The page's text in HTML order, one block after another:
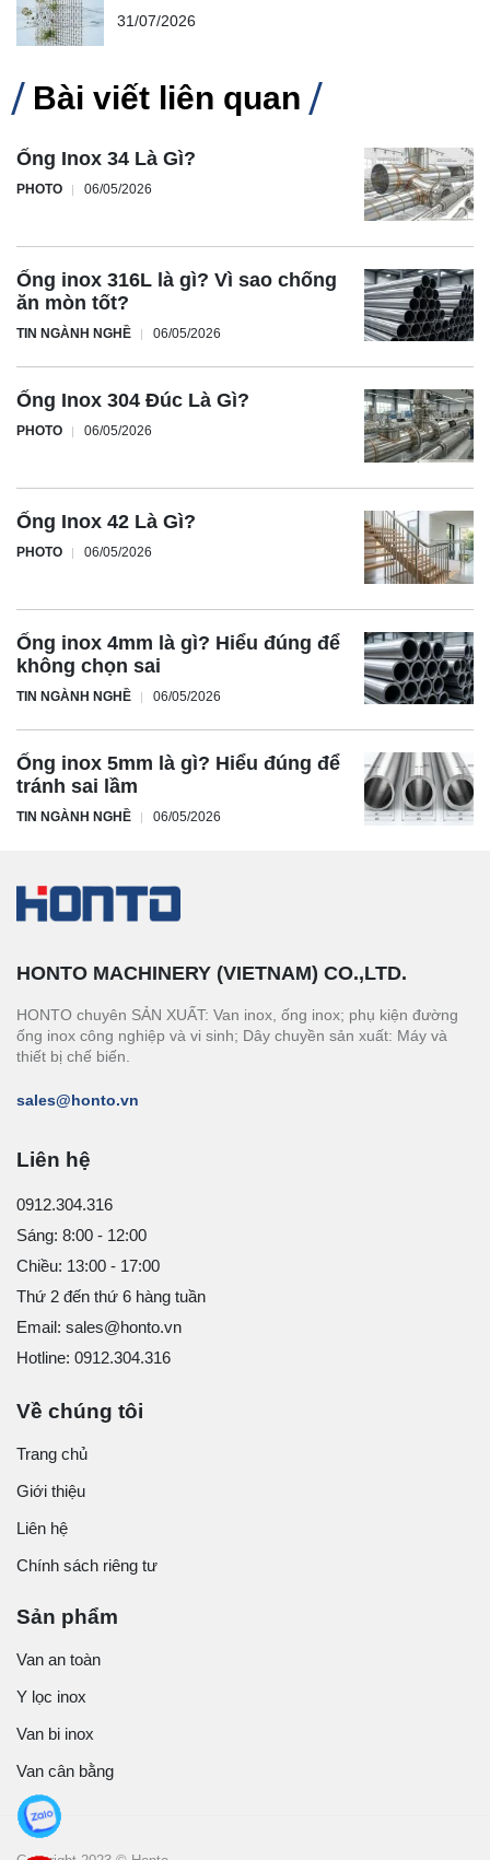
31/07/2026
Bài viết liên quan
Ống Inox 34 Là Gì?
PHOTO 06/05/2026
Ống inox 316L là gì? Vì sao chống
ăn mòn tốt?
TIN NGÀNH NGHỀ 06/05/2026
Ống Inox 304 Đúc Là Gì?
PHOTO 06/05/2026
Ống Inox 42 Là Gì?
PHOTO 06/05/2026
Ống inox 4mm là gì? Hiểu đúng để
không chọn sai
TIN NGÀNH NGHỀ 06/05/2026
Ống inox 5mm là gì? Hiểu đúng để
tránh sai lầm
TIN NGÀNH NGHỀ 06/05/2026
HONTO MACHINERY (VIETNAM) CO.,LTD.
HONTO chuyên SẢN XUẤT: Van inox, ống inox; phụ kiện đường
ống inox công nghiệp và vi sinh; Dây chuyền sản xuất: Máy và
thiết bị chế biến.
sales@honto.vn
Liên hệ
0912.304.316
Sáng: 8:00 - 12:00
Chiều: 13:00 - 17:00
Thứ 2 đến thứ 6 hàng tuần
Email: sales@honto.vn
Hotline: 0912.304.316
Về chúng tôi
Trang chủ
Giới thiệu
Liên hệ
Chính sách riêng tư
Sản phẩm
Van an toàn
Y lọc inox
Van bi inox
Van cân bằng